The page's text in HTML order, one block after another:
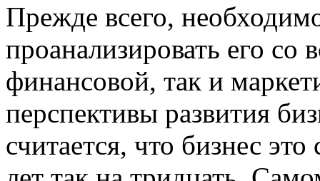
Прежде всего,
проанализировать его со
финансовой, так и
перспективы развития
считается, что бизнес